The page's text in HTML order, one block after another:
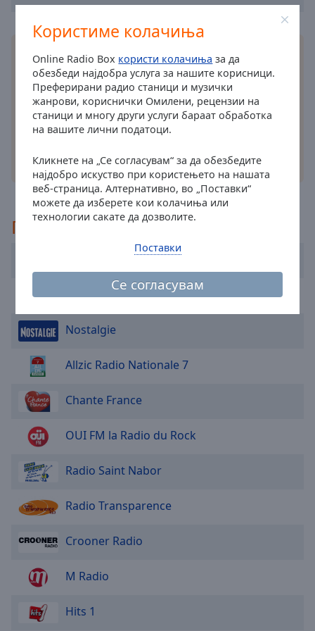
Користиме колачиња
Online Radio Box користи колачиња за да
обезбеди најдобра услуга за нашите корисници.
Преферирани радио станици и музички
жанрови, кориснички Омилени, рецензии на
станици и многу други услуги бараат обработка
на вашите лични податоци.
Кликнете на „Се согласувам“ за да обезбедите
најдобро искуство при користењето на нашата
веб-страница. Алтернативно, во „Поставки“
можете да изберете кои колачиња или
технологии сакате да дозволите.
Се согласувам
Поставки
window.
Opacity
Background
Color
Opacity
Caption
Area
Opacity
Text
Edge
Style
Family
Инсталирајте ја бесплатната Online Radio Box
апликацијана вашиот паметен телефон и
слушајте ги вашите омилени радио станици
онлајн – каде и да сте!
други опции
Препорачано
Radio Craponne FM
FIP Radio
Nostalgie
Allzic Radio Nationale 7
Chante France
OUI FM la Radio du Rock
Radio Saint Nabor
Radio Transparence
Crooner Radio
M Radio
Hits 1